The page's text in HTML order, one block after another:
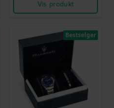
Vis produkt
Bestselger